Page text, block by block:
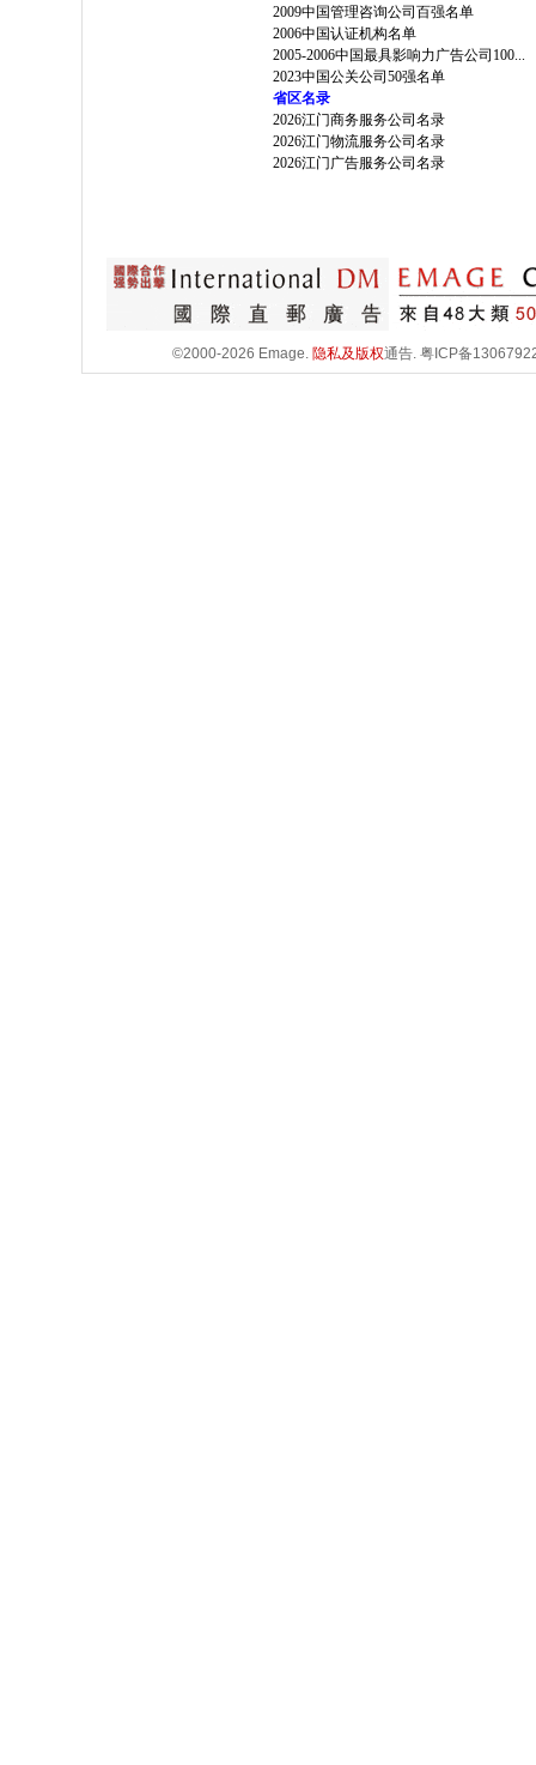
2009中国管理咨询公司百强名单
2006中国认证机构名单
2005-2006中国最具影响力广告公司100...
2023中国公关公司50强名单
省区名录
2026江门商务服务公司名录
2026江门物流服务公司名录
2026江门广告服务公司名录
©2000-2026 Emage. 隐私及版权通告. 粤ICP备